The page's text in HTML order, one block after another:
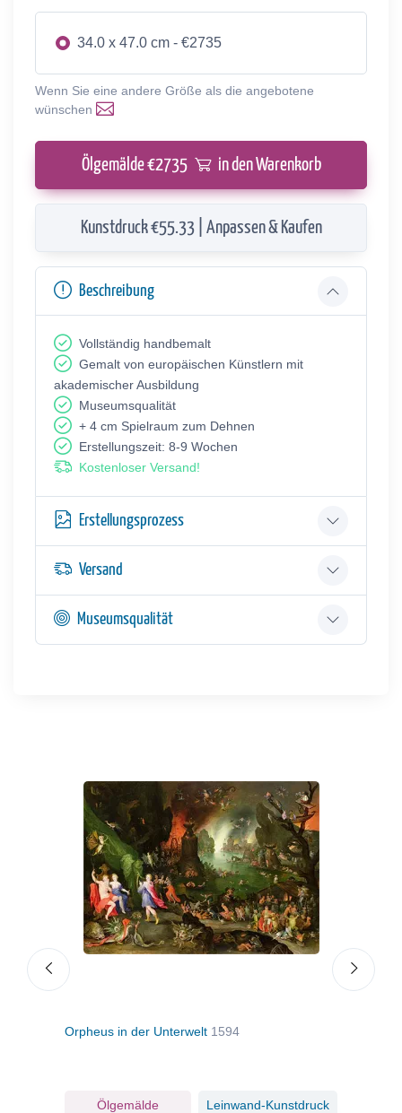
34.0 x 47.0 cm - €2735
Wenn Sie eine andere Größe als die angebotene
wünschen
Ölgemälde €2735 in den Warenkorb
Kunstdruck €55.33 | Anpassen & Kaufen
Beschreibung
Vollständig handbemalt
Gemalt von europäischen Künstlern mit
akademischer Ausbildung
Museumsqualität
+ 4 cm Spielraum zum Dehnen
Erstellungszeit: 8-9 Wochen
Kostenloser Versand!
Erstellungsprozess
Versand
Museumsqualität
Orpheus in der Unterwelt 1594
Ölgemälde
Leinwand-Kunstdruck